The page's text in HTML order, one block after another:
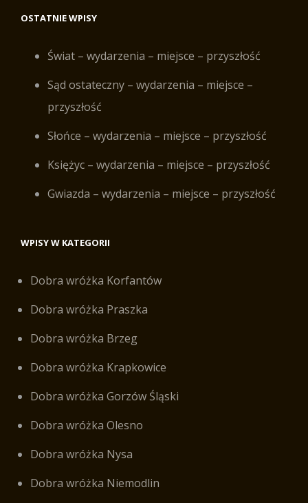
OSTATNIE WPISY
Świat – wydarzenia – miejsce – przyszłość
Sąd ostateczny – wydarzenia – miejsce –
przyszłość
Słońce – wydarzenia – miejsce – przyszłość
Księżyc – wydarzenia – miejsce – przyszłość
Gwiazda – wydarzenia – miejsce – przyszłość
WPISY W KATEGORII
Dobra wróżka Korfantów
Dobra wróżka Praszka
Dobra wróżka Brzeg
Dobra wróżka Krapkowice
Dobra wróżka Gorzów Śląski
Dobra wróżka Olesno
Dobra wróżka Nysa
Dobra wróżka Niemodlin